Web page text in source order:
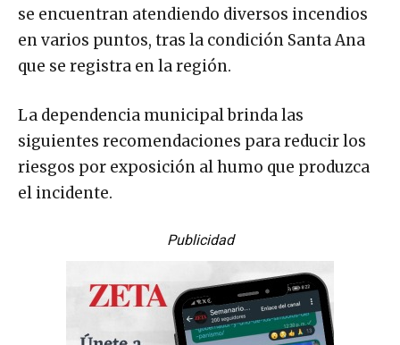
se encuentran atendiendo diversos incendios
en varios puntos, tras la condición Santa Ana
que se registra en la región.
La dependencia municipal brinda las
siguientes recomendaciones para reducir los
riesgos por exposición al humo que produzca
el incidente.
Publicidad